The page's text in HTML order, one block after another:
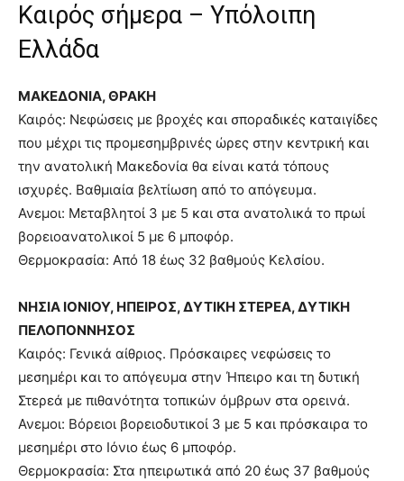
Καιρός σήμερα – Υπόλοιπη
Ελλάδα
ΜΑΚΕΔΟΝΙΑ, ΘΡΑΚΗ
Καιρός: Νεφώσεις με βροχές και σποραδικές καταιγίδες
που μέχρι τις προμεσημβρινές ώρες στην κεντρική και
την ανατολική Μακεδονία θα είναι κατά τόπους
ισχυρές. Βαθμιαία βελτίωση από το απόγευμα.
Ανεμοι: Μεταβλητοί 3 με 5 και στα ανατολικά το πρωί
βορειοανατολικοί 5 με 6 μποφόρ.
Θερμοκρασία: Από 18 έως 32 βαθμούς Κελσίου.
ΝΗΣΙΑ ΙΟΝΙΟΥ, ΗΠΕΙΡΟΣ, ΔΥΤΙΚΗ ΣΤΕΡΕΑ, ΔΥΤΙΚΗ
ΠΕΛΟΠΟΝΝΗΣΟΣ
Καιρός: Γενικά αίθριος. Πρόσκαιρες νεφώσεις το
μεσημέρι και το απόγευμα στην Ήπειρο και τη δυτική
Στερεά με πιθανότητα τοπικών όμβρων στα ορεινά.
Ανεμοι: Βόρειοι βορειοδυτικοί 3 με 5 και πρόσκαιρα το
μεσημέρι στο Ιόνιο έως 6 μποφόρ.
Θερμοκρασία: Στα ηπειρωτικά από 20 έως 37 βαθμούς